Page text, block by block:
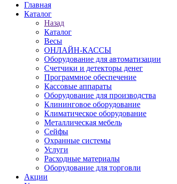
Главная
Каталог
Назад
Каталог
Весы
ОНЛАЙН-КАССЫ
Оборудование для автоматизации
Счетчики и детекторы денег
Программное обеспечение
Кассовые аппараты
Оборудование для производства
Клининговое оборудование
Климатическое оборудование
Металлическая мебель
Сейфы
Охранные системы
Услуги
Расходные материалы
Оборудование для торговли
Акции